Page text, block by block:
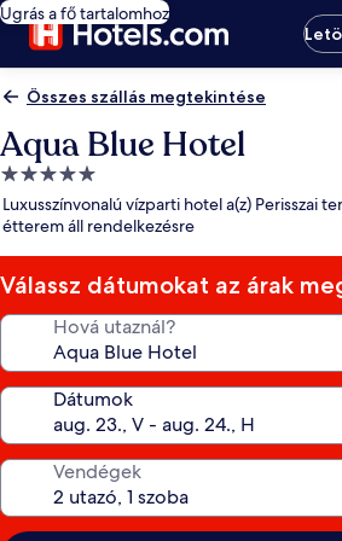
Ugrás a fő tartalomhoz
Összes szállás megtekintése
Aqua Blue Hotel
5.0
csillagos
szálláshely
Luxusszínvonalú vízparti hotel a(z) Perisszai
étterem áll rendelkezésre
Válassz dátumokat az árak
Hová utaznál?
Dátumok
Vendégek